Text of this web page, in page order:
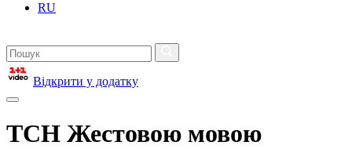
RU
Відкрити у додатку
ТСН Жестовою мовою